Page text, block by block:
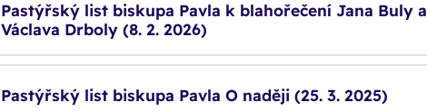
Pastýřský list biskupa Pavla k blahořečení Jana Buly a
Václava Drboly (8. 2. 2026)
Pastýřský list biskupa Pavla O naději (25. 3. 2025)